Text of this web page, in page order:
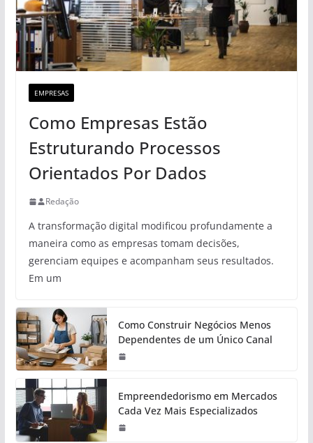
EMPRESAS
Como Empresas Estão
Estruturando Processos
Orientados Por Dados
Redação
A transformação digital modificou profundamente a
maneira como as empresas tomam decisões,
gerenciam equipes e acompanham seus resultados.
Em um
Como Construir Negócios Menos
Dependentes de um Único Canal
Empreendedorismo em Mercados
Cada Vez Mais Especializados